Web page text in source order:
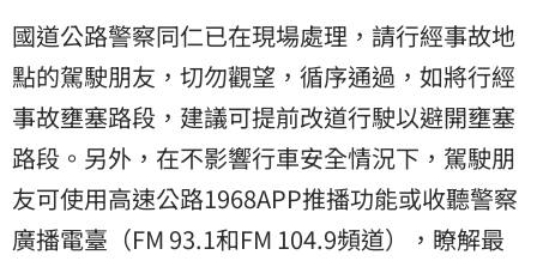
國道公路警察同仁已在現場處理，請行經事故地
點的駕駛朋友，切勿觀望，循序通過，如將行經
事故壅塞路段，建議可提前改道行駛以避開壅塞
路段。另外，在不影響行車安全情況下，駕駛朋
友可使用高速公路1968APP推播功能或收聽警察
廣播電臺（FM 93.1和FM 104.9頻道），瞭解最